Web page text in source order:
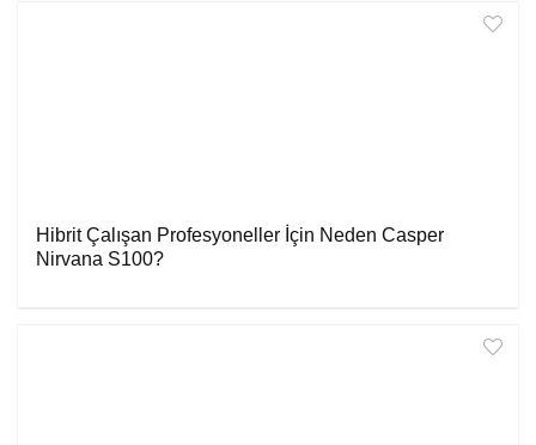
Hibrit Çalışan Profesyoneller İçin Neden Casper
Nirvana S100?